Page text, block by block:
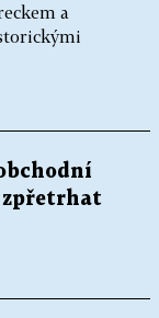
a
zpřetrhat